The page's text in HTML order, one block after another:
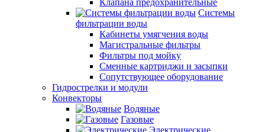
Клапана предохранительные
Системы
фильтрации воды
Кабинеты умягчения воды
Магистральные фильтры
Фильтры под мойку
Сменные картриджи и засыпки
Сопутствующее оборудование
Гидрострелки и модули
Конвекторы
Водяные
Газовые
Электрические